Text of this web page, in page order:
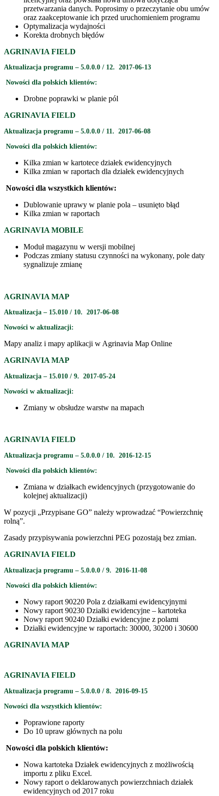
przetwarzania danych. Poprosimy o przeczytanie obu umów
oraz zaakceptowanie ich przed uruchomieniem programu
Optymalizacja wydajności
Korekta drobnych błędów
AGRINAVIA FIELD
Aktualizacja programu – 5.0.0.0 / 12. 2017-06-13
Nowości dla polskich klientów:
Drobne poprawki w planie pól
AGRINAVIA FIELD
Aktualizacja programu – 5.0.0.0 / 11. 2017-06-08
Nowości dla polskich klientów:
Kilka zmian w kartotece działek ewidencyjnych
Kilka zmian w raportach dla działek ewidencyjnych
Nowości dla wszystkich klientów:
Dublowanie uprawy w planie pola – usunięto błąd
Kilka zmian w raportach
AGRINAVIA MOBILE
Moduł magazynu w wersji mobilnej
Podczas zmiany statusu czynności na wykonany, pole daty
sygnalizuje zmianę
AGRINAVIA MAP
Aktualizacja – 15.010 / 10. 2017-06-08
Nowości w aktualizacji:
Mapy analiz i mapy aplikacji w Agrinavia Map Online
AGRINAVIA MAP
Aktualizacja – 15.010 / 9. 2017-05-24
Nowości w aktualizacji:
Zmiany w obsłudze warstw na mapach
AGRINAVIA FIELD
Aktualizacja programu – 5.0.0.0 / 10. 2016-12-15
Nowości dla polskich klientów:
Zmiana w działkach ewidencyjnych (przygotowanie do
kolejnej aktualizacji)
W pozycji „Przypisane GO” należy wprowadzać “Powierzchnię
rolną”.
Zasady przypisywania powierzchni PEG pozostają bez zmian.
AGRINAVIA FIELD
Aktualizacja programu – 5.0.0.0 / 9. 2016-11-08
Nowości dla polskich klientów:
Nowy raport 90220 Pola z działkami ewidencyjnymi
Nowy raport 90230 Działki ewidencyjne – kartoteka
Nowy raport 90240 Działki ewidencyjne z polami
Działki ewidencyjne w raportach: 30000, 30200 i 30600
AGRINAVIA MAP
AGRINAVIA FIELD
Aktualizacja programu – 5.0.0.0 / 8. 2016-09-15
Nowości dla wszystkich klientów:
Poprawione raporty
Do 10 upraw głównych na polu
Nowości dla polskich klientów:
Nowa kartoteka Działek ewidencyjnych z możliwością
importu z pliku Excel.
Nowy raport o deklarowanych powierzchniach działek
ewidencyjnych od 2017 roku